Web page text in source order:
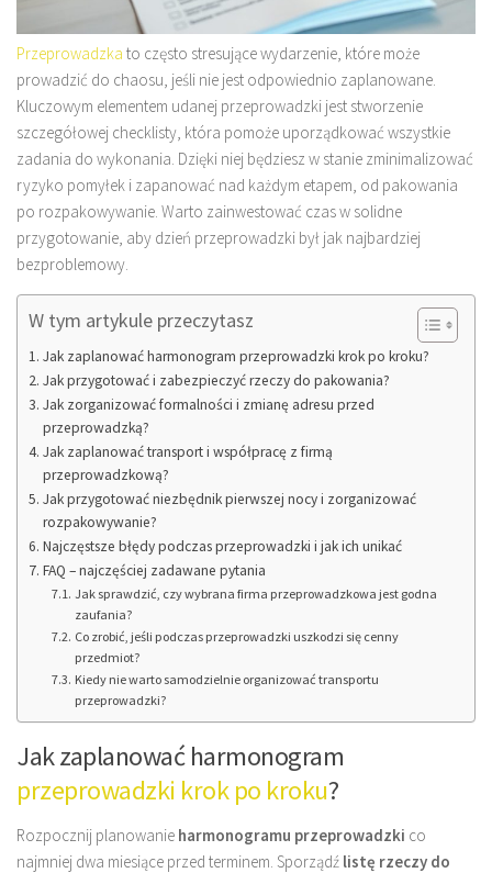
Przeprowadzka to często stresujące wydarzenie, które może
prowadzić do chaosu, jeśli nie jest odpowiednio zaplanowane.
Kluczowym elementem udanej przeprowadzki jest stworzenie
szczegółowej checklisty, która pomoże uporządkować wszystkie
zadania do wykonania. Dzięki niej będziesz w stanie zminimalizować
ryzyko pomyłek i zapanować nad każdym etapem, od pakowania
po rozpakowywanie. Warto zainwestować czas w solidne
przygotowanie, aby dzień przeprowadzki był jak najbardziej
bezproblemowy.
W tym artykule przeczytasz
Jak zaplanować harmonogram przeprowadzki krok po kroku?
Jak przygotować i zabezpieczyć rzeczy do pakowania?
Jak zorganizować formalności i zmianę adresu przed
przeprowadzką?
Jak zaplanować transport i współpracę z firmą
przeprowadzkową?
Jak przygotować niezbędnik pierwszej nocy i zorganizować
rozpakowywanie?
Najczęstsze błędy podczas przeprowadzki i jak ich unikać
FAQ – najczęściej zadawane pytania
Jak sprawdzić, czy wybrana firma przeprowadzkowa jest godna
zaufania?
Co zrobić, jeśli podczas przeprowadzki uszkodzi się cenny
przedmiot?
Kiedy nie warto samodzielnie organizować transportu
przeprowadzki?
Jak zaplanować harmonogram
przeprowadzki krok po kroku?
Rozpocznij planowanie harmonogramu przeprowadzki co
najmniej dwa miesiące przed terminem. Sporządź listę rzeczy do